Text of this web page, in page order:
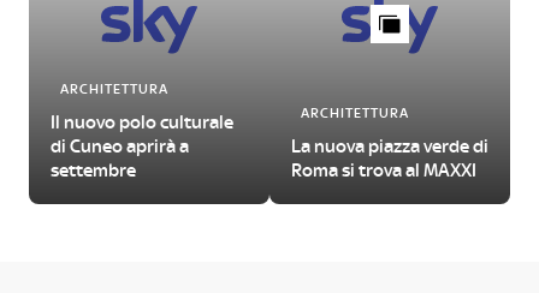
ARCHITETTURA
Il nuovo polo culturale
di Cuneo aprirà a
settembre
ARCHITETTURA
La nuova piazza verde di
Roma si trova al MAXXI